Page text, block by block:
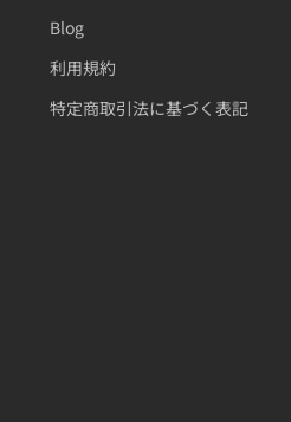
Blog
利用規約
特定商取引法に基づく表記